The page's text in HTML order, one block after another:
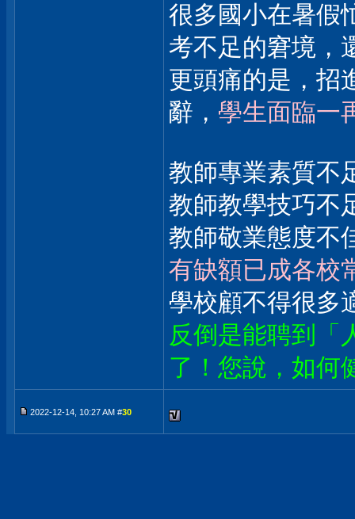
很多國小在暑假
考不足的窘境，
更頭痛的是，招
辭， 學生面臨一
教師專業素質不
教師教學技巧不
教師敬業態度不
有缺額已成各校
學校顧不得很多
反倒是能聘到「
了！您說，如何
2022-12-14, 10:27 AM #30